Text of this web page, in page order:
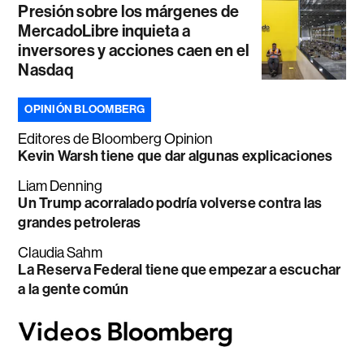
Presión sobre los márgenes de
MercadoLibre inquieta a
inversores y acciones caen en el
Nasdaq
OPINIÓN BLOOMBERG
Editores de Bloomberg Opinion
Kevin Warsh tiene que dar algunas explicaciones
Liam Denning
Un Trump acorralado podría volverse contra las
grandes petroleras
Claudia Sahm
La Reserva Federal tiene que empezar a escuchar
a la gente común